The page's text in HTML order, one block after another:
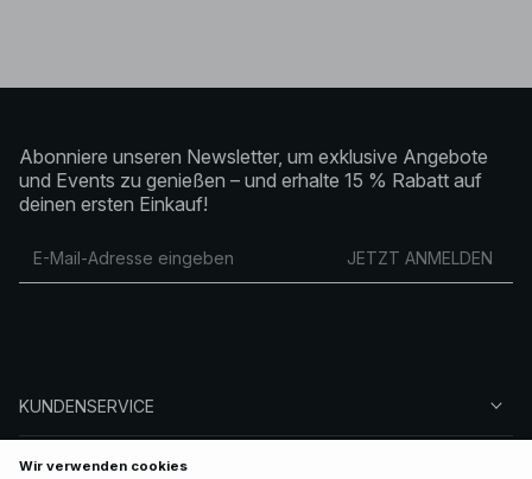
Abonniere unseren Newsletter, um exklusive Angebote
und Events zu genießen – und erhalte 15 % Rabatt auf
deinen ersten Einkauf!
JETZT ANMELDEN
KUNDENSERVICE
ÜBER NA-KD